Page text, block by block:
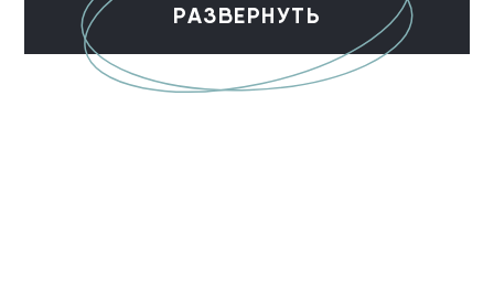
РАЗВЕРНУТЬ